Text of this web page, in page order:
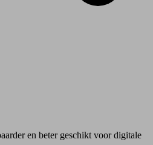
en beter geschikt voor digitale